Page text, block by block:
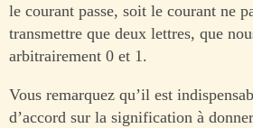
le courant passe, soit le courant ne
transmettre que deux lettres, que
arbitrairement 0 et 1.
Vous remarquez qu’il est
d’accord sur la signification à